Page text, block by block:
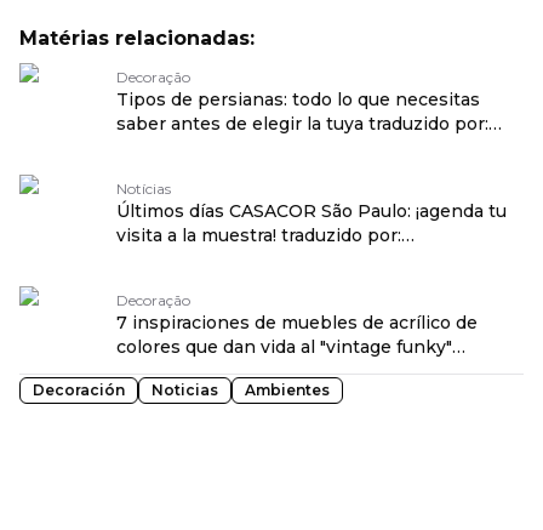
Matérias relacionadas:
Decoração
Tipos de persianas: todo lo que necesitas
saber antes de elegir la tuya traduzido por:
Notícias
Últimos días CASACOR São Paulo: ¡agenda tu
visita a la muestra! traduzido por:
Decoração
7 inspiraciones de muebles de acrílico de
colores que dan vida al "vintage funky"
traduzido por: OPENROUTER
Decoración Noticias Ambientes